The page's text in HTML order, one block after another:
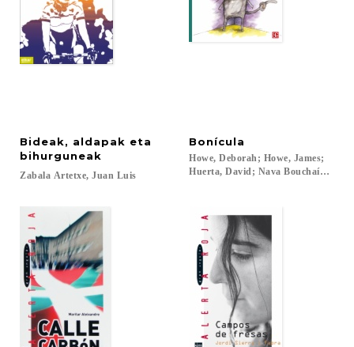
Bideak, aldapak eta
bihurguneak
Zabala Artetxe, Juan Luis
Bonícula
Howe, Deborah; Howe, James;
Huerta, David; Nava Bouchaín,